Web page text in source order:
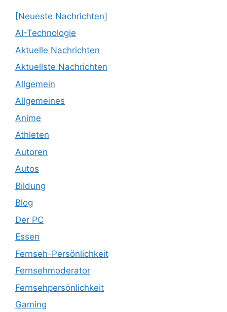
[Neueste Nachrichten]
AI-Technologie
Aktuelle Nachrichten
Aktuellste Nachrichten
Allgemein
Allgemeines
Anime
Athleten
Autoren
Autos
Bildung
Blog
Der PC
Essen
Fernseh-Persönlichkeit
Fernsehmoderator
Fernsehpersönlichkeit
Gaming